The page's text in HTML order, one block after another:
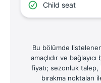
Child seat
Bu bölümde
amaçlıdır ve
fiyatı; sezonluk talep,
bırakma noktaları